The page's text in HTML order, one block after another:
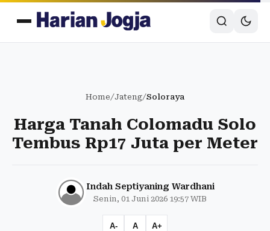
Home/Jateng/Soloraya
Harga Tanah Colomadu Solo
Tembus Rp17 Juta per Meter
Indah Septiyaning Wardhani
Senin, 01 Juni 2026 19:57 WIB
A- A A+